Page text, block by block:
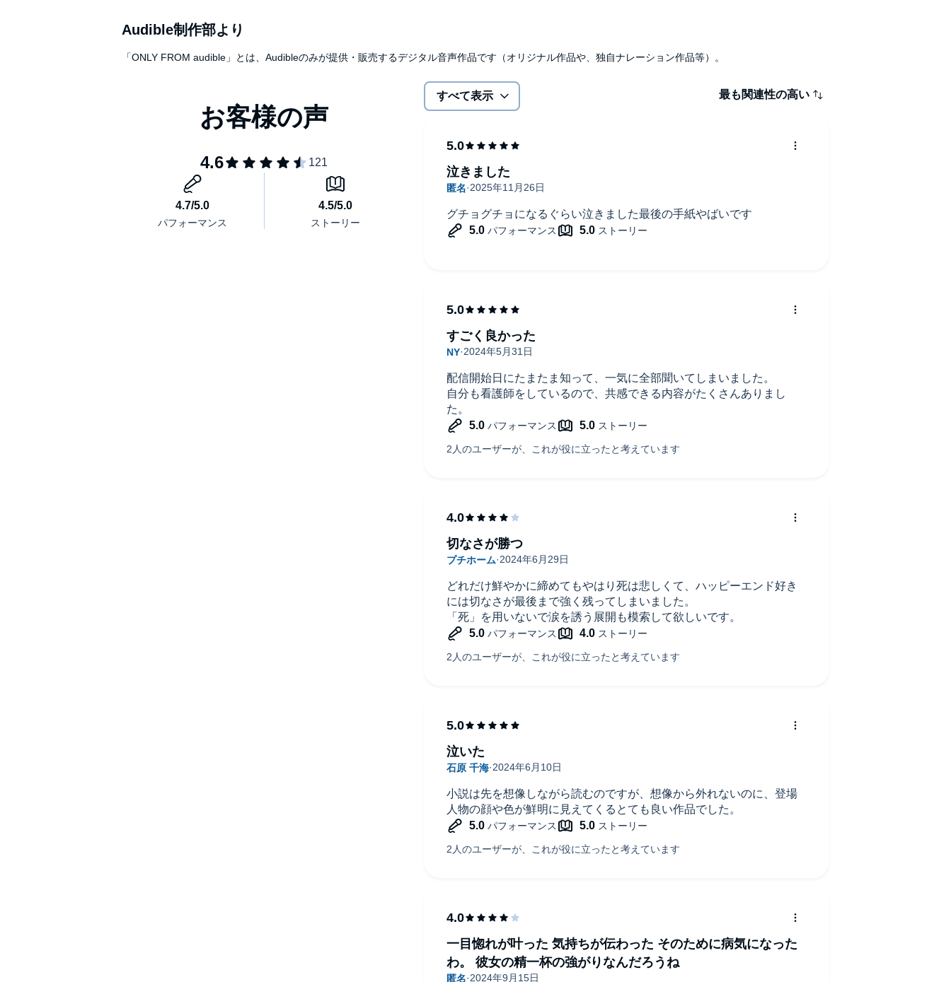
Audible制作部より
「ONLY FROM audible」とは、Audibleのみが提供・販売するデジタル音声作品です（オリジナル作品や、独自ナレーション作品等）。
すべて表示 最も関連性の高い
グチョグチョになるぐらい泣きました最後の手紙やばいです
泣きました
配信開始日にたまたま知って、一気に全部聞いてしまいました。
自分も看護師をしているので、共感できる内容がたくさんありまし
た。
すごく良かった
どれだけ鮮やかに締めてもやはり死は悲しくて、ハッピーエンド好き
には切なさが最後まで強く残ってしまいました。
「死」を用いないで涙を誘う展開も模索して欲しいです。
切なさが勝つ
小説は先を想像しながら読むのですが、想像から外れないのに、登場
人物の顔や色が鮮明に見えてくるとても良い作品でした。
泣いた
一目惚れが叶った 気持ちが伝わった そのために病気になった
わ。 彼女の精一杯の強がりなんだろうね